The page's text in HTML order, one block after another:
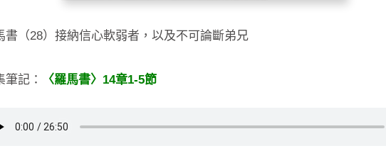
書（28）接納信心軟弱者，以及不可論斷弟兄
筆記： 〈羅馬書〉14章1-5節